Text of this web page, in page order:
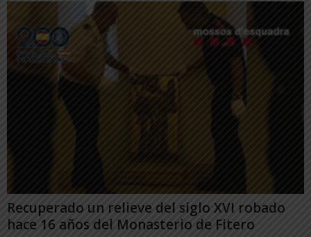
Recuperado un relieve del siglo XVI robado
hace 16 años del Monasterio de Fitero